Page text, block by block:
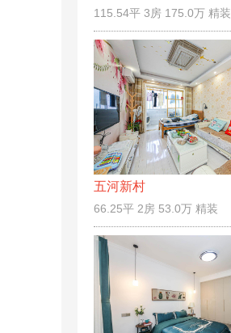
115.54平 3房 175.0万 精装
五河新村
66.25平 2房 53.0万 精装